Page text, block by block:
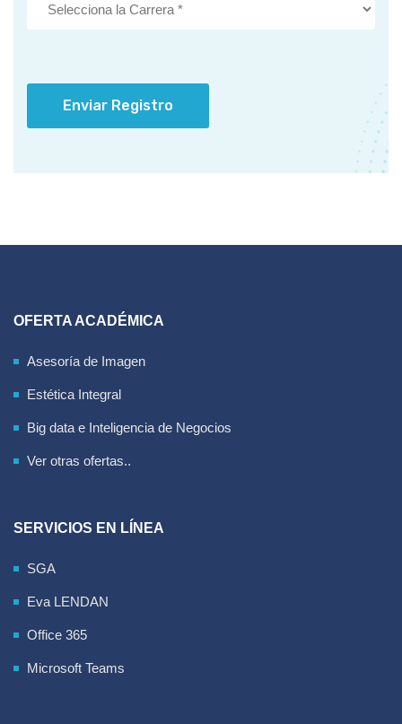
Enviar Registro
OFERTA ACADÉMICA
Asesoría de Imagen
Estética Integral
Big data e Inteligencia de Negocios
Ver otras ofertas..
SERVICIOS EN LÍNEA
SGA
Eva LENDAN
Office 365
Microsoft Teams